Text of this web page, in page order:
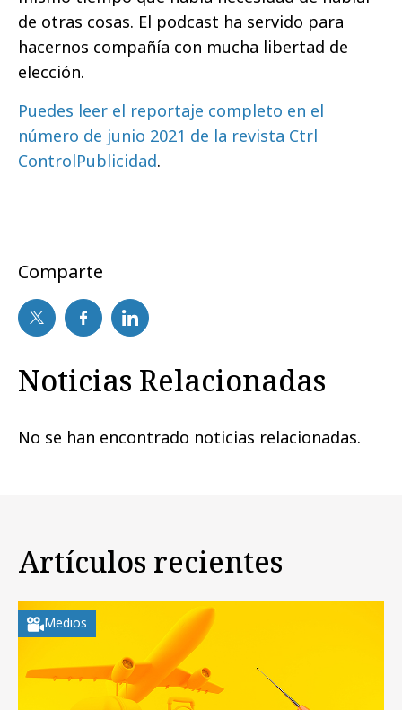
de otras cosas. El podcast ha servido para
hacernos compañía con mucha libertad de
elección.
Puedes leer el reportaje completo en el
número de junio 2021 de la revista Ctrl
ControlPublicidad.
Comparte
Noticias Relacionadas
No se han encontrado noticias relacionadas.
Artículos recientes
Medios